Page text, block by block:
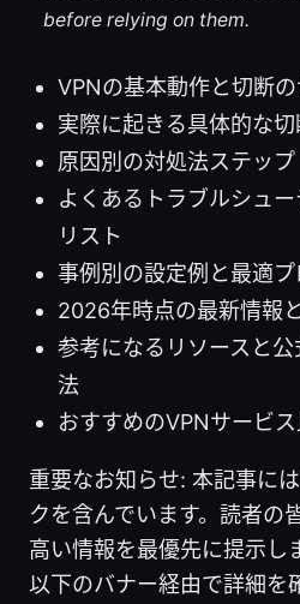
before relying on them.
VPNの基本動作と切断
実際に起きる具体的な
原因別の対処法ステップ
よくあるトラブルシュ
リスト
事例別の設定例と最適
2026年時点の最新情報
参考になるリソースと
法
おすすめのVPNサービ
重要なお知らせ: 本記事に
クを含んでいます。読者の
高い情報を最優先に提示し
以下のバナー経由で詳細を